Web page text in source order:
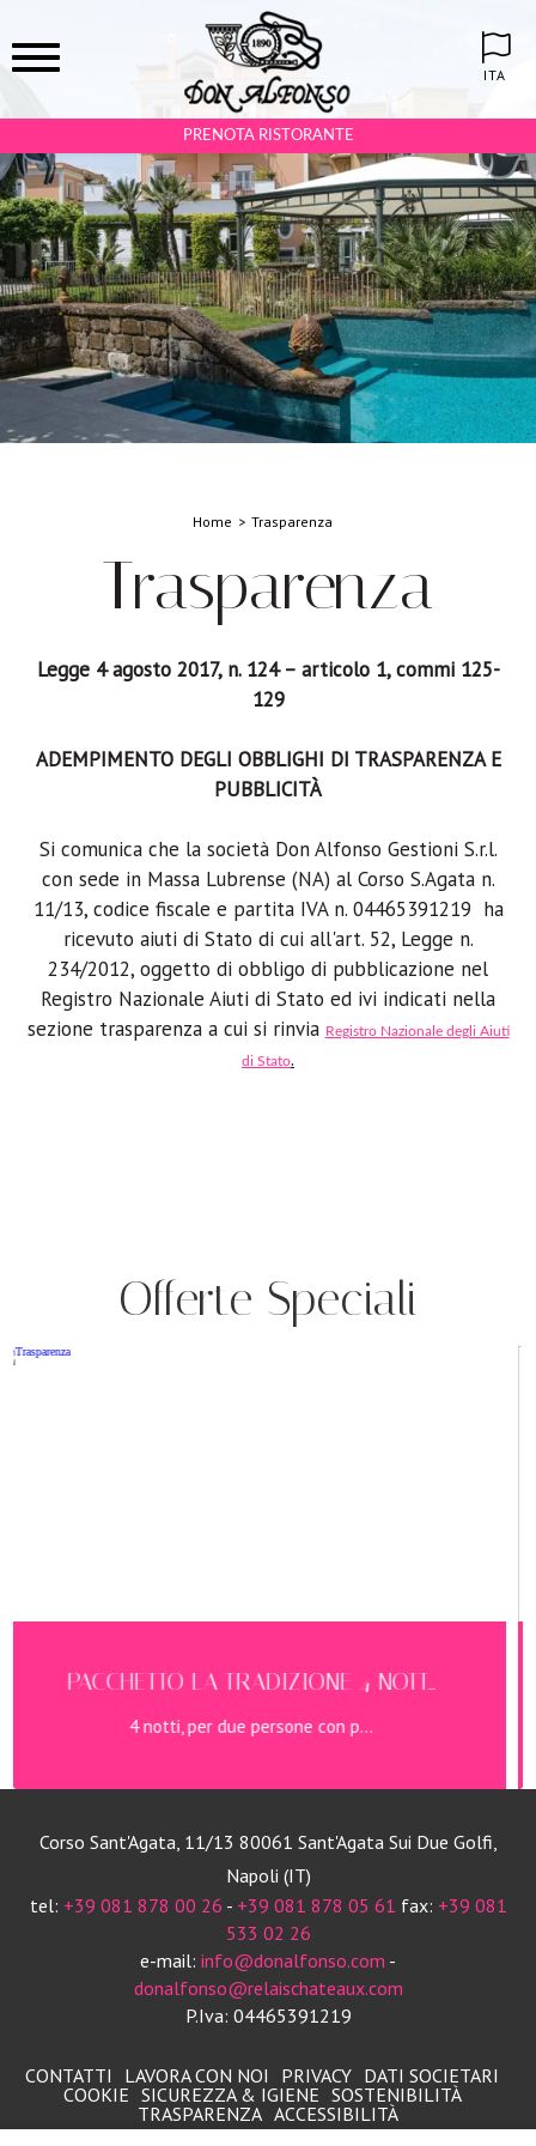
ITA
PRENOTA RISTORANTE
Home Trasparenza
Trasparenza
Legge 4 agosto 2017, n. 124 – articolo 1, commi 125-
129
ADEMPIMENTO DEGLI OBBLIGHI DI TRASPARENZA E
PUBBLICITÀ
Si comunica che la società Don Alfonso Gestioni S.r.l.
con sede in Massa Lubrense (NA) al Corso S.Agata n.
11/13, codice fiscale e partita IVA n. 04465391219 ha
ricevuto aiuti di Stato di cui all'art. 52, Legge n.
234/2012, oggetto di obbligo di pubblicazione nel
Registro Nazionale Aiuti di Stato ed ivi indicati nella
sezione trasparenza a cui si rinvia Registro Nazionale degli Aiuti
di Stato.
Offerte Speciali
TRADIZIONE 4 NOTT...
due persone con p...
PACCHETTO
Corso Sant'Agata, 11/13 80061 Sant'Agata Sui Due Golfi,
Napoli (IT)
tel: +39 081 878 00 26 - +39 081 878 05 61 fax: +39 081
533 02 26
e-mail: info@donalfonso.com -
donalfonso@relaischateaux.com
P.Iva: 04465391219
CONTATTI LAVORA CON NOI PRIVACY DATI SOCIETARI
COOKIE SICUREZZA & IGIENE SOSTENIBILITÀ
TRASPARENZA ACCESSIBILITÀ